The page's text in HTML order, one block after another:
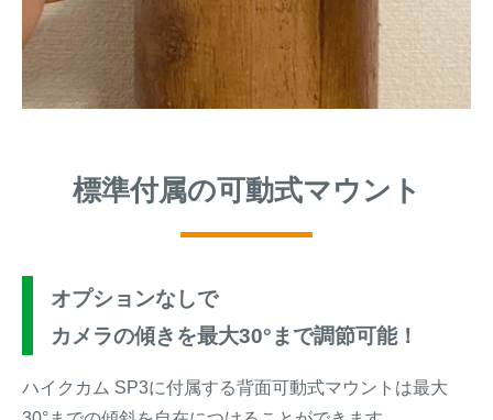
標準付属の可動式マウント
オプションなしで
カメラの傾きを最大30°まで調節可能！
ハイクカム SP3に付属する背面可動式マウントは最大